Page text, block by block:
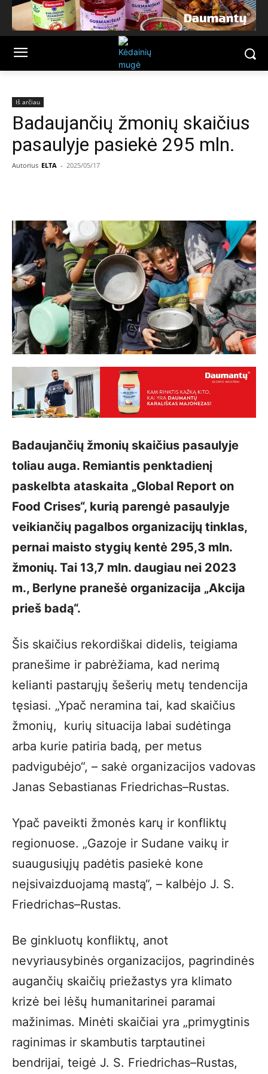
Iš arčiau
Badaujančių žmonių skaičius
pasaulyje pasiekė 295 mln.
Autorius ELTA - 2025/05/17
Badaujančių žmonių skaičius pasaulyje
toliau auga. Remiantis penktadienį
paskelbta ataskaita „Global Report on
Food Crises“, kurią parengė pasaulyje
veikiančių pagalbos organizacijų tinklas,
pernai maisto stygių kentė 295,3 mln.
žmonių. Tai 13,7 mln. daugiau nei 2023
m., Berlyne pranešė organizacija „Akcija
prieš badą“.
Šis skaičius rekordiškai didelis, teigiama
pranešime ir pabrėžiama, kad nerimą
kelianti pastarųjų šešerių metų tendencija
tęsiasi. „Ypač neramina tai, kad skaičius
žmonių, kurių situacija labai sudėtinga
arba kurie patiria badą, per metus
padvigubėjo“, – sakė organizacijos vadovas
Janas Sebastianas Friedrichas–Rustas.
Ypač paveikti žmonės karų ir konfliktų
regionuose. „Gazoje ir Sudane vaikų ir
suaugusiųjų padėtis pasiekė kone
neįsivaizduojamą mastą“, – kalbėjo J. S.
Friedrichas–Rustas.
Be ginkluotų konfliktų, anot
nevyriausybinės organizacijos, pagrindinės
augančių skaičių priežastys yra klimato
krizė bei lėšų humanitarinei paramai
mažinimas. Minėti skaičiai yra „primygtinis
raginimas ir skambutis tarptautinei
bendrijai, teigė J. S. Friedrichas–Rustas,